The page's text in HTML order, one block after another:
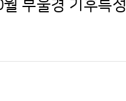
비 부울경 기후특성